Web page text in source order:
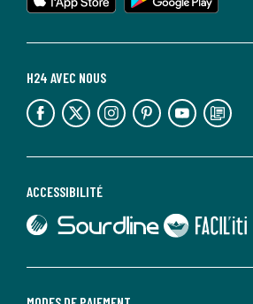
ACCESSIBILITÉ
lien vers Sourdline
lien vers Faciliti
H24 AVEC NOUS
lien vers l'espace réseaux sociaux lien vers l'espace réseaux sociaux lien vers l'espace réseaux sociaux lien vers l'espace réseaux sociaux lien vers l'espace réseaux sociaux lien vers le blog la redoute